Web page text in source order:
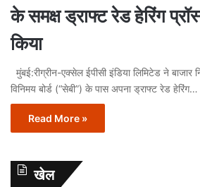
के समक्ष ड्राफ्ट रेड हेरिंग
किया
मुंबई:रीग्रीन-एक्सेल ईपीसी इंडिया लिमिटेड ने बाजार
विनिमय बोर्ड (“सेबी”) के पास अपना ड्राफ्ट रेड हेरिंग…
Read More »
खेल